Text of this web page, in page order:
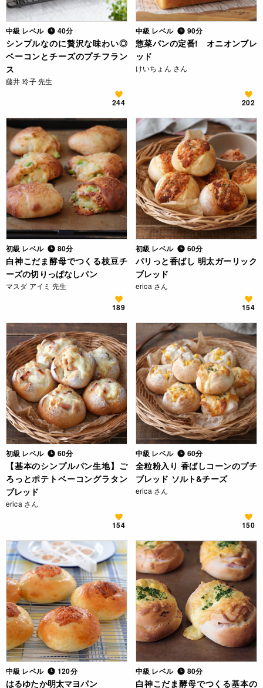
中級 レベル 40分
シンプルなのに贅沢な味わい◎
ベーコンとチーズのプチフラン
ス
藤井 玲子 先生
244
中級 レベル 90分
惣菜パンの定番! オニオンブレ
ッド
けいちょん さん
202
初級 レベル 80分
白神こだま酵母でつくる枝豆チ
ーズの切りっぱなしパン
マスダ アイミ 先生
189
初級 レベル 60分
パリっと香ばし 明太ガーリック
ブレッド
erica さん
154
初級 レベル 60分
【基本のシンプルパン生地】ご
ろっとポテトベーコングラタン
ブレッド
erica さん
154
中級 レベル 60分
全粒粉入り 香ばしコーンのプチ
ブレッド ソルト&チーズ
erica さん
150
中級 レベル 120分
はるゆたか明太マヨパン
中級 レベル 80分
白神こだま酵母でつくる基本の